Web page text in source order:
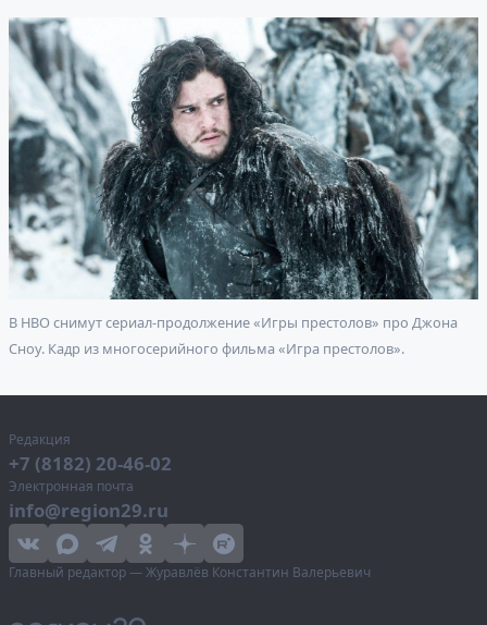
В HBO снимут сериал-продолжение «Игры престолов» про Джона
Сноу. Кадр из многосерийного фильма «Игра престолов».
Редакция
+7 (8182) 20-46-02
Электронная почта
info@region29.ru
Главный редактор — Журавлёв Константин Валерьевич